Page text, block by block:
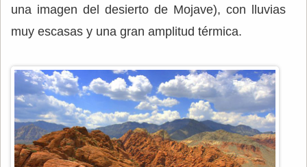
una imagen del desierto de Mojave), con lluvias
muy escasas y una gran amplitud térmica.